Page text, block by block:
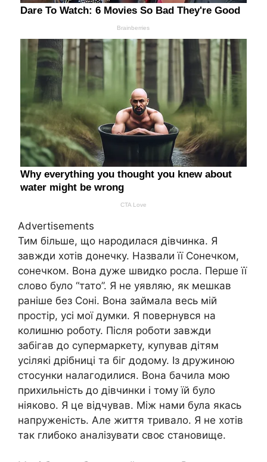
Advertisements
Тим більше, що народилася дівчинка. Я
завжди хотів донечку. Назвали її Сонечком,
сонечком. Вона дуже швидко росла. Перше її
слово було “тато”. Я не уявляю, як мешкав
раніше без Соні. Вона займала весь мій
простір, усі мої думки. Я повернувся на
колишню роботу. Після роботи завжди
забігав до супермаркету, купував дітям
усілякі дрібниці та біг додому. Із дружиною
стосунки налагодилися. Вона бачила мою
прихильність до дівчинки і тому їй було
ніяково. Я це відчував. Між нами була якась
напруженість. Але життя тривало. Я не хотів
так глибоко аналізувати своє становище.